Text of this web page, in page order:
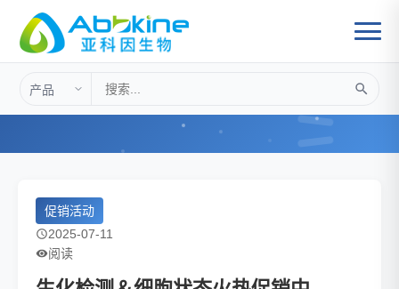
促销活动
2025-07-11
阅读